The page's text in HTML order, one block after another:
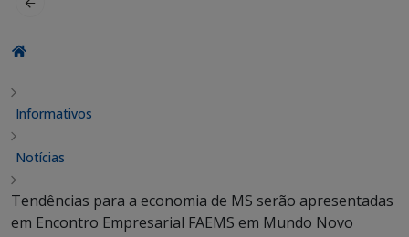
Informativos
Notícias
Tendências para a economia de MS serão apresentadas
em Encontro Empresarial FAEMS em Mundo Novo